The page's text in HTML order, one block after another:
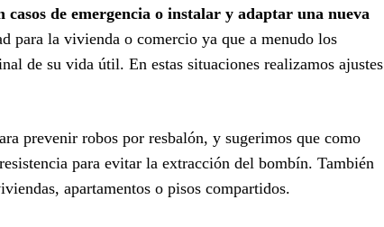
de emergencia o instalar y adaptar una nueva
para la vivienda o comercio ya que a menudo los
de su vida útil. En estas situaciones realizamos ajustes
prevenir robos por resbalón, y sugerimos que como
para evitar la extracción del bombín. También
apartamentos o pisos compartidos.